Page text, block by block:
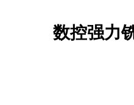
数控强力